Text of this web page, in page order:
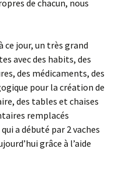
de chacun, nous
ce jour, un très grand
avec des habits, des
des médicaments, des
pour la création de
des tables et chaises
remplacés
a débuté par 2 vaches
grâce à l’aide